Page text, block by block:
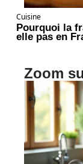
Cuisine
Pourquoi la
elle pas en
Zoom